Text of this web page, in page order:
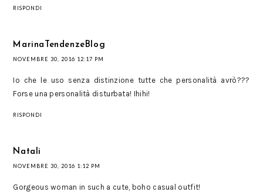
RISPONDI
MarinaTendenzeBlog
NOVEMBRE 30, 2016 12:17 PM
Io che le uso senza distinzione tutte che personalità avrò???
Forse una personalità disturbata! Ihihi!
RISPONDI
Natali
NOVEMBRE 30, 2016 1:12 PM
Gorgeous woman in such a cute, boho casual outfit!